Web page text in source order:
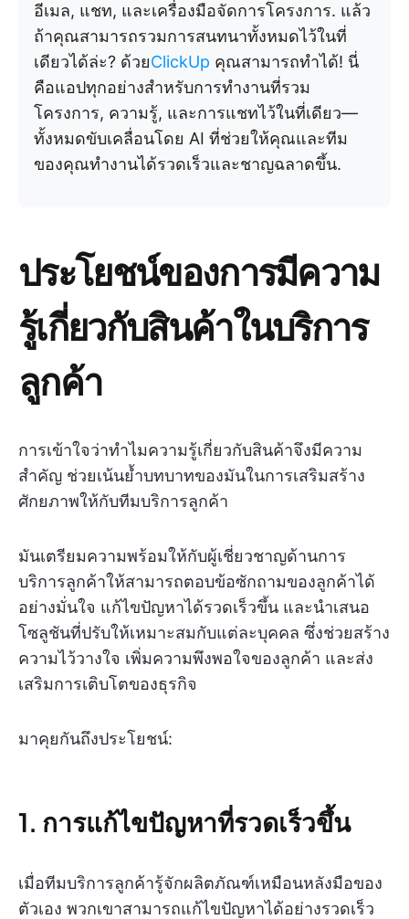
อีเมล, แชท, และเครื่องมือจัดการโครงการ. แล้ว
ถ้าคุณสามารถรวมการสนทนาทั้งหมดไว้ในที่
เดียวได้ล่ะ? ด้วยClickUp คุณสามารถทำได้! นี่
คือแอปทุกอย่างสำหรับการทำงานที่รวม
โครงการ, ความรู้, และการแชทไว้ในที่เดียว—
ทั้งหมดขับเคลื่อนโดย AI ที่ช่วยให้คุณและทีม
ของคุณทำงานได้รวดเร็วและชาญฉลาดขึ้น.
ประโยชน์ของการมีความ
รู้เกี่ยวกับสินค้าในบริการ
ลูกค้า
การเข้าใจว่าทำไมความรู้เกี่ยวกับสินค้าจึงมีความ
สำคัญ ช่วยเน้นย้ำบทบาทของมันในการเสริมสร้าง
ศักยภาพให้กับทีมบริการลูกค้า
มันเตรียมความพร้อมให้กับผู้เชี่ยวชาญด้านการ
บริการลูกค้าให้สามารถตอบข้อซักถามของลูกค้าได้
อย่างมั่นใจ แก้ไขปัญหาได้รวดเร็วขึ้น และนำเสนอ
โซลูชันที่ปรับให้เหมาะสมกับแต่ละบุคคล ซึ่งช่วยสร้าง
ความไว้วางใจ เพิ่มความพึงพอใจของลูกค้า และส่ง
เสริมการเติบโตของธุรกิจ
มาคุยกันถึงประโยชน์:
1. การแก้ไขปัญหาที่รวดเร็วขึ้น
เมื่อทีมบริการลูกค้ารู้จักผลิตภัณฑ์เหมือนหลังมือของ
ตัวเอง พวกเขาสามารถแก้ไขปัญหาได้อย่างรวดเร็ว